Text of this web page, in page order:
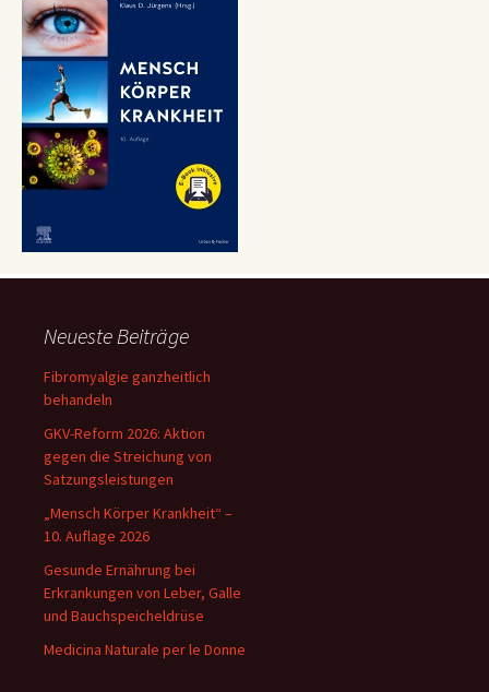
Neueste Beiträge
Fibromyalgie ganzheitlich
behandeln
GKV-Reform 2026: Aktion
gegen die Streichung von
Satzungsleistungen
„Mensch Körper Krankheit“ –
10. Auflage 2026
Gesunde Ernährung bei
Erkrankungen von Leber, Galle
und Bauchspeicheldrüse
Medicina Naturale per le Donne